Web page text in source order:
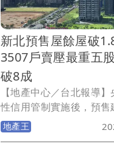
彈性換取購屋可行性，
願。」
新北預售屋餘屋破
3507戶賣壓最重五
破8成
【地產中心／台北報導
性信用管制實施後，預售
顯放緩，進而推升預售市
量。永慶房產集團盤點
地產王